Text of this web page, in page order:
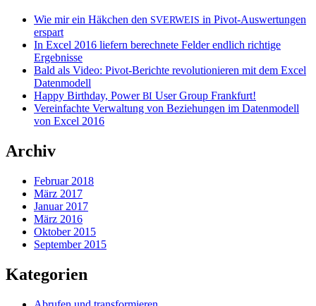
Wie mir ein Häkchen den SVERWEIS in Pivot-Auswertungen
erspart
In Excel 2016 liefern berechnete Felder endlich richtige
Ergebnisse
Bald als Video: Pivot-Berichte revolutionieren mit dem Excel
Datenmodell
Happy Birthday, PowerBI User Group Frankfurt!
Vereinfachte Verwaltung von Beziehungen im Datenmodell
von Excel 2016
Archiv
Februar 2018
März 2017
Januar 2017
März 2016
Oktober 2015
September 2015
Kategorien